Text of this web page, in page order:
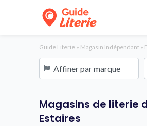
Guide Literie » Magasin Indépendant »
Affiner par marque
Magasins de literie
Estaires